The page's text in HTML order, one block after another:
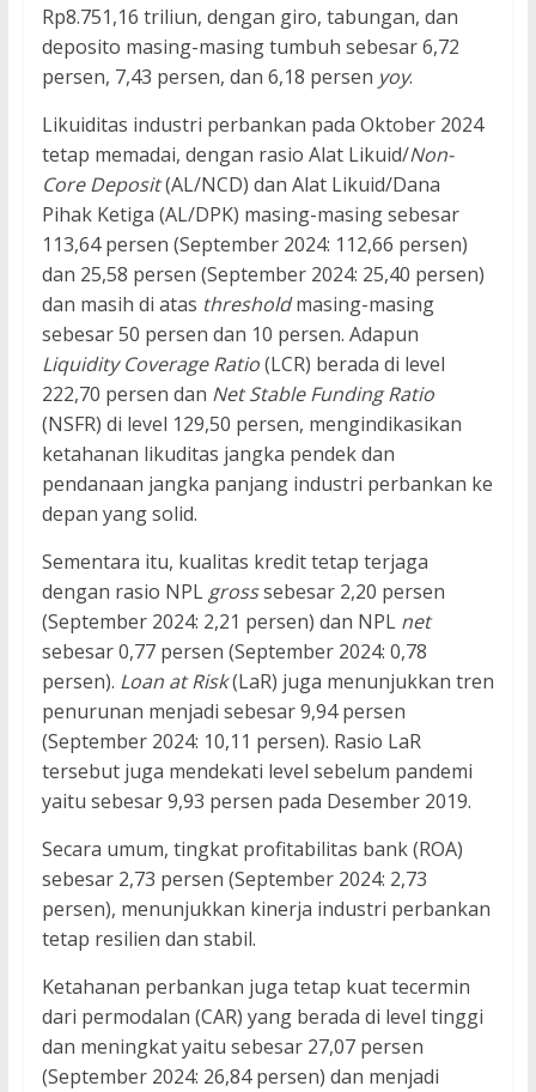
Rp8.751,16 triliun, dengan giro, tabungan, dan
deposito masing-masing tumbuh sebesar 6,72
persen, 7,43 persen, dan 6,18 persen yoy.
Likuiditas industri perbankan pada Oktober 2024
tetap memadai, dengan rasio Alat Likuid/Non-
Core Deposit(AL/NCD) dan Alat Likuid/Dana
Pihak Ketiga (AL/DPK) masing-masing sebesar
113,64 persen (September 2024: 112,66 persen)
dan 25,58 persen (September 2024: 25,40 persen)
dan masih di atas thresholdmasing-masing
sebesar 50 persen dan 10 persen. Adapun
Liquidity Coverage Ratio(LCR) berada di level
222,70 persen dan Net Stable Funding Ratio
(NSFR) di level 129,50 persen, mengindikasikan
ketahanan likuditas jangka pendek dan
pendanaan jangka panjang industri perbankan ke
depan yang solid.
Sementara itu, kualitas kredit tetap terjaga
dengan rasio NPLgrosssebesar 2,20 persen
(September 2024: 2,21 persen) dan NPL net
sebesar 0,77 persen (September 2024: 0,78
persen). Loan at Risk(LaR) juga menunjukkan tren
penurunan menjadi sebesar 9,94 persen
(September 2024: 10,11 persen). Rasio LaR
tersebut juga mendekati level sebelum pandemi
yaitu sebesar 9,93 persen pada Desember 2019.
Secara umum, tingkat profitabilitas bank (ROA)
sebesar 2,73 persen (September 2024: 2,73
persen), menunjukkan kinerja industri perbankan
tetap resilien dan stabil.
Ketahanan perbankan juga tetap kuat tecermin
dari permodalan (CAR) yang berada di level tinggi
dan meningkat yaitu sebesar 27,07 persen
(September 2024: 26,84 persen) dan menjadi